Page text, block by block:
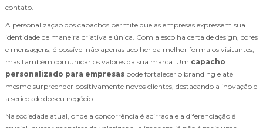
contato.
A personalização dos capachos permite que as empresas expressem sua
identidade de maneira criativa e única. Com a escolha certa de design, cores
e mensagens, é possível não apenas acolher da melhor forma os visitantes,
mas também comunicar os valores da sua marca. Um capacho
personalizado para empresas pode fortalecer o branding e até
mesmo surpreender positivamente novos clientes, destacando a inovação e
a seriedade do seu negócio.
Na sociedade atual, onde a concorrência é acirrada e a diferenciação é